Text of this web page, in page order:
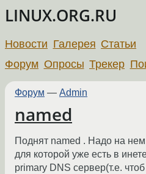
LINUX.ORG.RU
Новости Галерея Статьи
Форум Опросы Трекер
Форум — Admin
named
Поднят named . Надо на нем
для которой уже есть в
primary DNS сервер(т.е.